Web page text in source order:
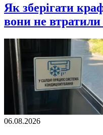
Як зберігати
вони не втратили
06.08.2026